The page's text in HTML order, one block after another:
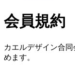
会員規約
カエルデザイン合
めます。